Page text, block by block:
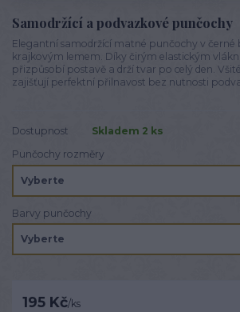
Samodržící a podvazkové punčochy
Elegantní samodržící matné punčochy v černé
krajkovým lemem. Díky čirým elastickým
přizpůsobí postavě a drží tvar po celý den.
zajišťují perfektní přilnavost bez nutnosti
Dostupnost
Skladem 2 ks
Punčochy rozměry
Barvy punčochy
195 Kč/ks